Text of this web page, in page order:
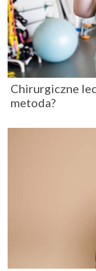
Chirurgiczne
metoda?